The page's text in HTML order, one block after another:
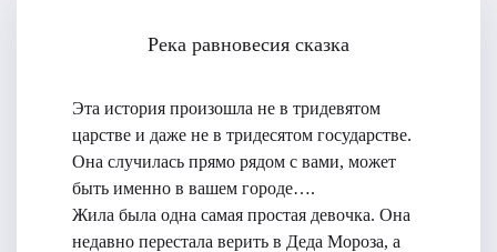
Река равновесия сказка
Эта история произошла не в тридевятом
царстве и даже не в тридесятом государстве.
Она случилась прямо рядом с вами, может
быть именно в вашем городе….
Жила была одна самая простая девочка. Она
недавно перестала верить в Деда Мороза, а